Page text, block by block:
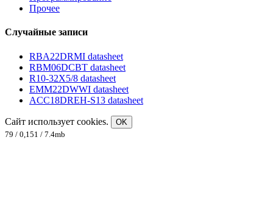
Прочее
Случайные записи
RBA22DRMI datasheet
RBM06DCBT datasheet
R10-32X5/8 datasheet
EMM22DWWI datasheet
ACC18DREH-S13 datasheet
Сайт использует cookies.
OK
79 / 0,151 / 7.4mb